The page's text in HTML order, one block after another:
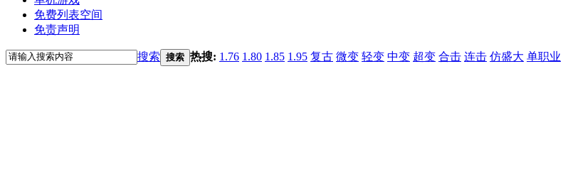
免费列表空间
免责声明
搜索 搜索 热搜: 1.76 1.80 1.85 1.95 复古 微变 轻变 中变 超变 合击 连击 仿盛大 单职业